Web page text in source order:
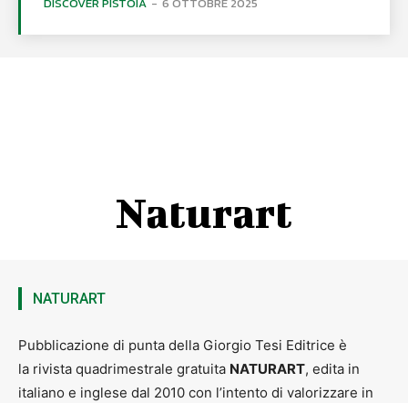
DISCOVER PISTOIA - 6 OTTOBRE 2025
Naturart
NATURART
Pubblicazione di punta della Giorgio Tesi Editrice è
la rivista quadrimestrale gratuita NATURART, edita in
italiano e inglese dal 2010 con l’intento di valorizzare in